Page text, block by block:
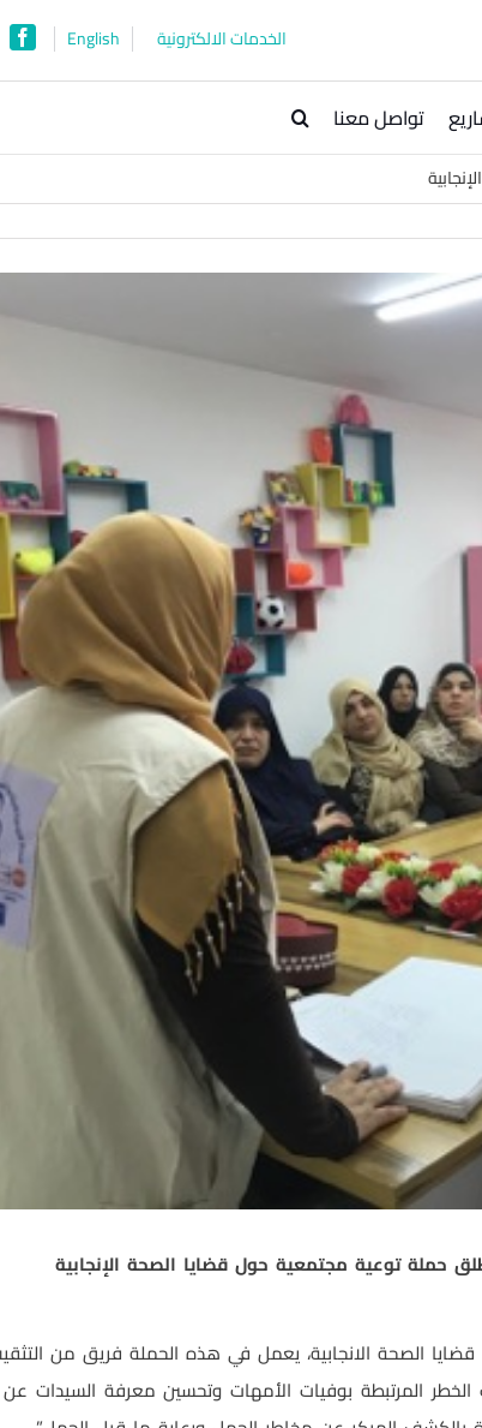
الخدمات الالكترونية English
تواصل معنا
حملة توعية مجتمعية حول قضايا الصحة الإنجابية
قضايا الصحة الانجابية، يعمل في هذه الحملة فريق من
المرتبطة بوفيات الأمهات وتحسين معرفة السيدات